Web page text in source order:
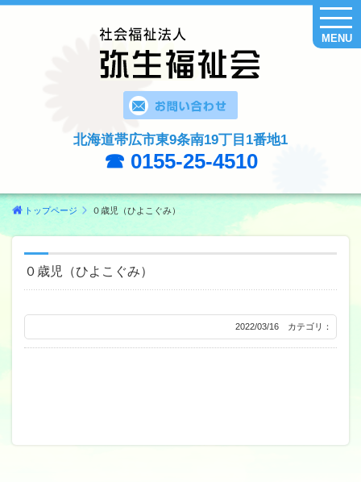
北海道帯広市東9条南19丁目1番地1
☎ 0155-25-4510
MENU
トップページ ０歳児（ひよこぐみ）
０歳児（ひよこぐみ）
2022/03/16 カテゴリ：